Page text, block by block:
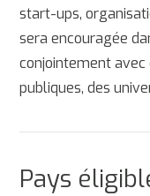
start-ups,
sera encouragée
conjointement avec
publiques, des
Pays